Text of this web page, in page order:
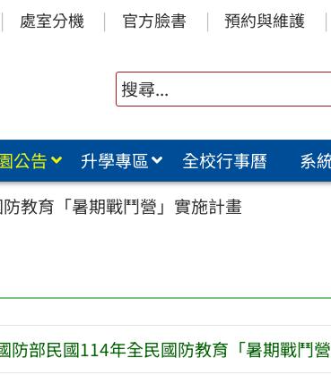
處室分機 官方臉書 預約與維護
公告 升學專區 全校行事曆
系
教育「暑期戰鬥營」實施計畫
防部民國114年全民國防教育「暑期戰鬥